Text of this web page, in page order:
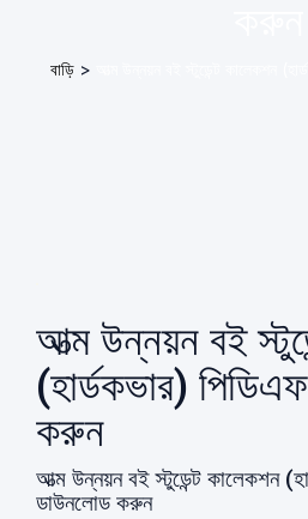
বাড়ি >
আত্ম উন্নয়ন বই
(হার্ডকভার)
করুন
আত্ম উন্নয়ন বই স্টুডেন্ট কালেকশন
ডাউনলোড করুন